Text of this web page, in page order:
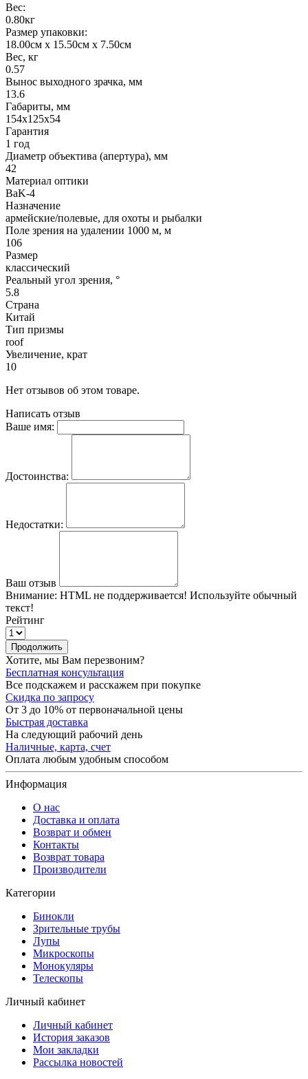
Вес:
0.80кг
Размер упаковки:
18.00см x 15.50см x 7.50см
Вес, кг
0.57
Вынос выходного зрачка, мм
13.6
Габариты, мм
154х125х54
Гарантия
1 год
Диаметр объектива (апертура), мм
42
Материал оптики
BaK-4
Назначение
армейские/полевые, для охоты и рыбалки
Поле зрения на удалении 1000 м, м
106
Размер
классический
Реальный угол зрения, °
5.8
Страна
Китай
Тип призмы
roof
Увеличение, крат
10
Нет отзывов об этом товаре.
Написать отзыв
Ваше имя:
Достоинства:
Недостатки:
Ваш отзыв
Внимание: HTML не поддерживается! Используйте обычный
текст!
Рейтинг
Продолжить
Хотите, мы Вам перезвоним?
Бесплатная консультация
Все подскажем и расскажем при покупке
Скидка по запросу
От 3 до 10% от первоначальной цены
Быстрая доставка
На следующий рабочий день
Наличные, карта, счет
Оплата любым удобным способом
Информация
О нас
Доставка и оплата
Возврат и обмен
Контакты
Возврат товара
Производители
Категории
Бинокли
Зрительные трубы
Лупы
Микроскопы
Монокуляры
Телескопы
Личный кабинет
Личный кабинет
История заказов
Мои закладки
Рассылка новостей